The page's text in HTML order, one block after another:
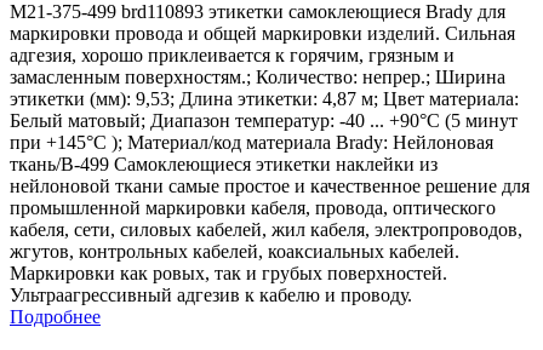
M21-375-499 brd110893 этикетки самоклеющиеся Brady для
маркировки провода и общей маркировки изделий. Сильная
адгезия, хорошо приклеивается к горячим, грязным и
замасленным поверхностям.; Количество: непрер.; Ширина
этикетки (мм): 9,53; Длина этикетки: 4,87 м; Цвет материала:
Белый матовый; Диапазон температур: -40 ... +90°С (5 минут
при +145°С ); Материал/код материала Brady: Нейлоновая
ткань/В-499 Самоклеющиеся этикетки наклейки из
нейлоновой ткани самые простое и качественное решение для
промышленной маркировки кабеля, провода, оптического
кабеля, сети, силовых кабелей, жил кабеля, электропроводов,
жгутов, контрольных кабелей, коаксиальных кабелей.
Маркировки как ровых, так и грубых поверхностей.
Ультраагрессивный адгезив к кабелю и проводу.
Подробнее